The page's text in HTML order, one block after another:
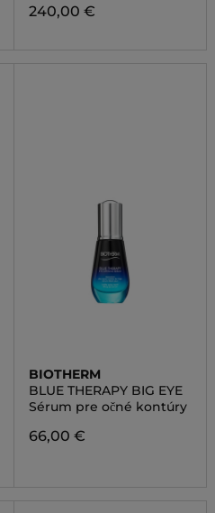
240,00 €
BIOTHERM
BLUE THERAPY BIG EYE
Sérum pre očné kontúry
66,00 €